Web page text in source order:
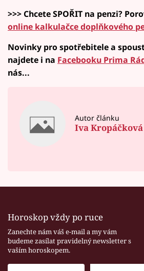
>>> Chcete SPOŘIT na penzi?
online kalkulačce doplňkového
Novinky pro spotřebitele a
najdete i na Facebooku Prima
nás...
Autor článku
Iva Kropáčková
Horoskop vždy po ruce
Zanechte nám váš e-mail a my vám
budeme zasílat pravidelný newsletter s
vaším horoskopem.